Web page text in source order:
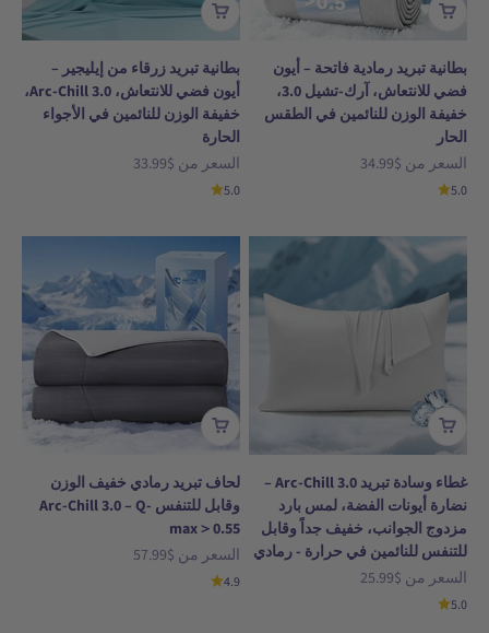
بطانية تبريد رمادية فاتحة – أيون
فضي للانتعاش، آرك-تشيل 3.0،
خفيفة الوزن للنائمين في الطقس
الحار
السعر بعد الخصم
السعر من $34.99
5.0
بطانية تبريد زرقاء من إيليجير –
أيون فضي للانتعاش، Arc-Chill 3.0،
خفيفة الوزن للنائمين في الأجواء
الحارة
السعر بعد الخصم
السعر من $33.99
5.0
غطاء وسادة تبريد Arc-Chill 3.0 –
نضارة أيونات الفضة، لمس بارد
مزدوج الجوانب، خفيف جداً وقابل
للتنفس للنائمين في حرارة - رمادي
السعر بعد الخصم
السعر من $25.99
5.0
لحاف تبريد رمادي خفيف الوزن
وقابل للتنفس Arc-Chill 3.0 – Q-
max＞0.55
السعر بعد الخصم
السعر من $57.99
4.9